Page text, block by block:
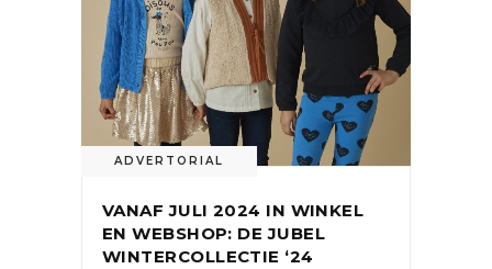
ADVERTORIAL
VANAF JULI 2024 IN WINKEL
EN WEBSHOP: DE JUBEL
WINTERCOLLECTIE ‘24